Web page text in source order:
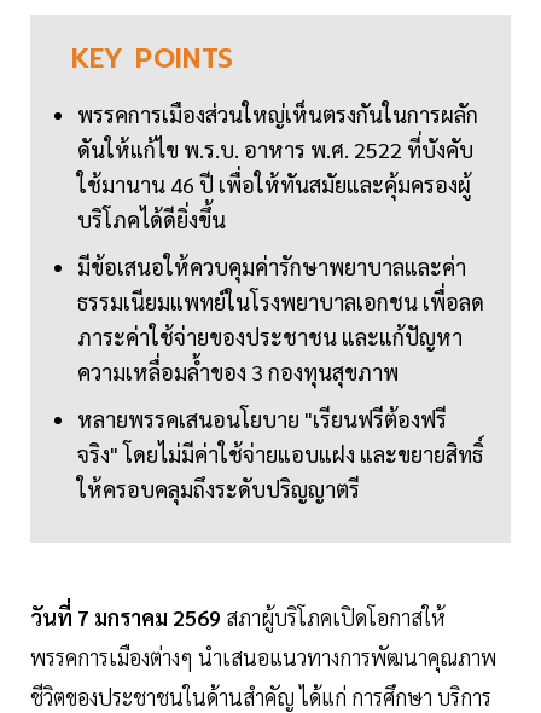
KEY POINTS
พรรคการเมืองส่วนใหญ่เห็นตรงกันในการผลัก
ดันให้แก้ไข พ.ร.บ. อาหาร พ.ศ. 2522 ที่บังคับ
ใช้มานาน 46 ปี เพื่อให้ทันสมัยและคุ้มครองผู้
บริโภคได้ดียิ่งขึ้น
มีข้อเสนอให้ควบคุมค่ารักษาพยาบาลและค่า
ธรรมเนียมแพทย์ในโรงพยาบาลเอกชน เพื่อลด
ภาระค่าใช้จ่ายของประชาชน และแก้ปัญหา
ความเหลื่อมล้ำของ 3 กองทุนสุขภาพ
หลายพรรคเสนอนโยบาย "เรียนฟรีต้องฟรี
จริง" โดยไม่มีค่าใช้จ่ายแอบแฝง และขยายสิทธิ์
ให้ครอบคลุมถึงระดับปริญญาตรี
วันที่ 7 มกราคม 2569 สภาผู้บริโภคเปิดโอกาสให้
พรรคการเมืองต่างๆ นำเสนอแนวทางการพัฒนาคุณภาพ
ชีวิตของประชาชนในด้านสำคัญ ได้แก่ การศึกษา บริการ